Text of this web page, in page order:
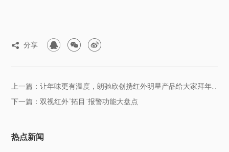
 分享   
下一篇：双视红外“拓目”报警功能大盘点
热点新闻